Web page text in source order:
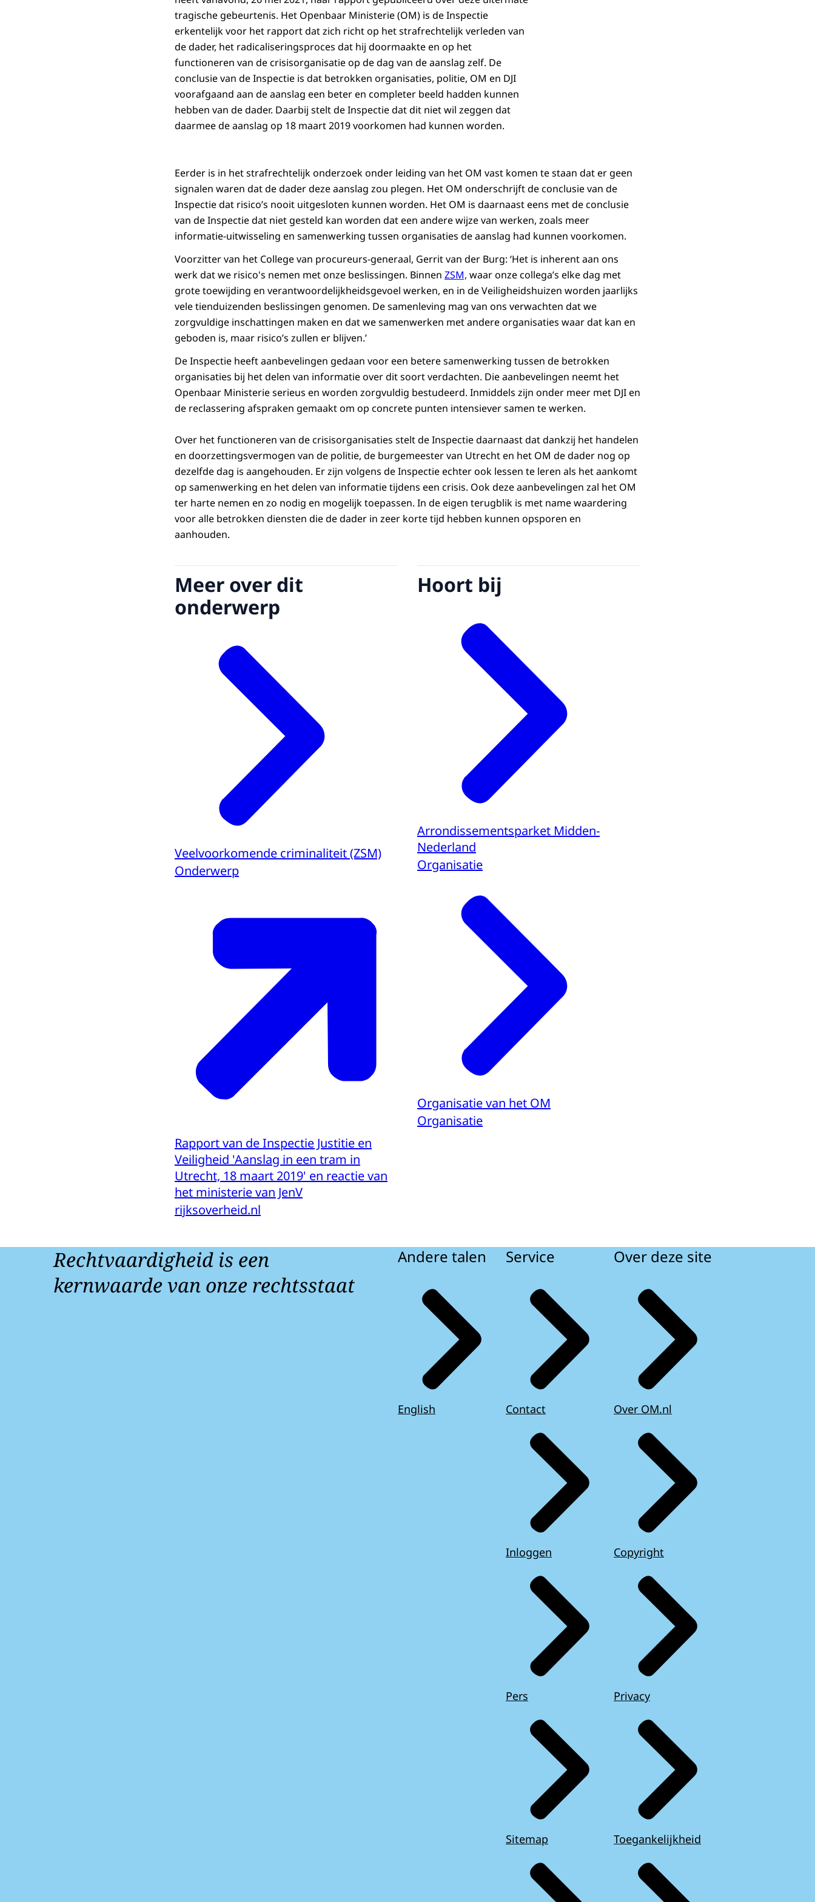
tragische gebeurtenis. Het Openbaar Ministerie (OM) is de Inspectie
erkentelijk voor het rapport dat zich richt op het strafrechtelijk verleden van
de dader, het radicaliseringsproces dat hij doormaakte en op het
functioneren van de crisisorganisatie op de dag van de aanslag zelf. De
conclusie van de Inspectie is dat betrokken organisaties, politie, OM en DJI
voorafgaand aan de aanslag een beter en completer beeld hadden kunnen
hebben van de dader. Daarbij stelt de Inspectie dat dit niet wil zeggen dat
daarmee de aanslag op 18 maart 2019 voorkomen had kunnen worden.
Eerder is in het strafrechtelijk onderzoek onder leiding van het OM vast komen te staan dat er geen
signalen waren dat de dader deze aanslag zou plegen. Het OM onderschrijft de conclusie van de
Inspectie dat risico’s nooit uitgesloten kunnen worden. Het OM is daarnaast eens met de conclusie
van de Inspectie dat niet gesteld kan worden dat een andere wijze van werken, zoals meer
informatie-uitwisseling en samenwerking tussen organisaties de aanslag had kunnen voorkomen.
Voorzitter van het College van procureurs-generaal, Gerrit van der Burg: ‘Het is inherent aan ons
werk dat we risico's nemen met onze beslissingen. Binnen ZSM, waar onze collega’s elke dag met
grote toewijding en verantwoordelijkheidsgevoel werken, en in de Veiligheidshuizen worden jaarlijks
vele tienduizenden beslissingen genomen. De samenleving mag van ons verwachten dat we
zorgvuldige inschattingen maken en dat we samenwerken met andere organisaties waar dat kan en
geboden is, maar risico’s zullen er blijven.’
De Inspectie heeft aanbevelingen gedaan voor een betere samenwerking tussen de betrokken
organisaties bij het delen van informatie over dit soort verdachten. Die aanbevelingen neemt het
Openbaar Ministerie serieus en worden zorgvuldig bestudeerd. Inmiddels zijn onder meer met DJI en
de reclassering afspraken gemaakt om op concrete punten intensiever samen te werken.
Over het functioneren van de crisisorganisaties stelt de Inspectie daarnaast dat dankzij het handelen
en doorzettingsvermogen van de politie, de burgemeester van Utrecht en het OM de dader nog op
dezelfde dag is aangehouden. Er zijn volgens de Inspectie echter ook lessen te leren als het aankomt
op samenwerking en het delen van informatie tijdens een crisis. Ook deze aanbevelingen zal het OM
ter harte nemen en zo nodig en mogelijk toepassen. In de eigen terugblik is met name waardering
voor alle betrokken diensten die de dader in zeer korte tijd hebben kunnen opsporen en
aanhouden.
Meer over dit
onderwerp
Veelvoorkomende criminaliteit (ZSM)
Onderwerp
Rapport van de Inspectie Justitie en
Veiligheid 'Aanslag in een tram in
Utrecht, 18 maart 2019' en reactie van
het ministerie van JenV
rijksoverheid.nl
Hoort bij
Arrondissementsparket Midden-
Nederland
Organisatie
Organisatie van het OM
Organisatie
Rechtvaardigheid is een
kernwaarde van onze rechtsstaat
Andere talen
English
Service
Contact
Inloggen
Pers
Sitemap
Over deze site
Over OM.nl
Copyright
Privacy
Toegankelijkheid